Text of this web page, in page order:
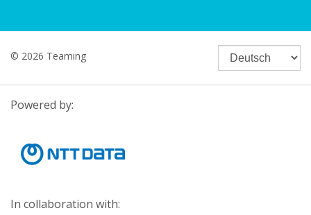
© 2026 Teaming
Powered by:
In collaboration with: